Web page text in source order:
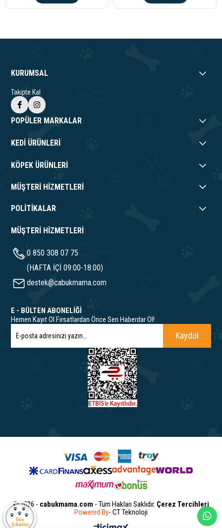
KURUMSAL
Takipte Kal
POPÜLER MARKALAR
KEDİ ÜRÜNLERİ
KÖPEK ÜRÜNLERİ
MÜŞTERİ HİZMETLERİ
POLİTİKALAR
MÜŞTERİ HİZMETLERİ
0 850 308 07 75
(HAFTA İÇİ 09:00-18:00)
destek@cabukmama.com
E - BÜLTEN ABONELİĞİ
Hemen Kayıt Ol Fırsatlardan Önce Sen Haberdar Ol!
Kaydol
© 2026 - cabukmama.com - Tüm Hakları Saklıdır. Çerez Tercihleri
Powered By- CT Teknoloji
Öne
Çıkanlar